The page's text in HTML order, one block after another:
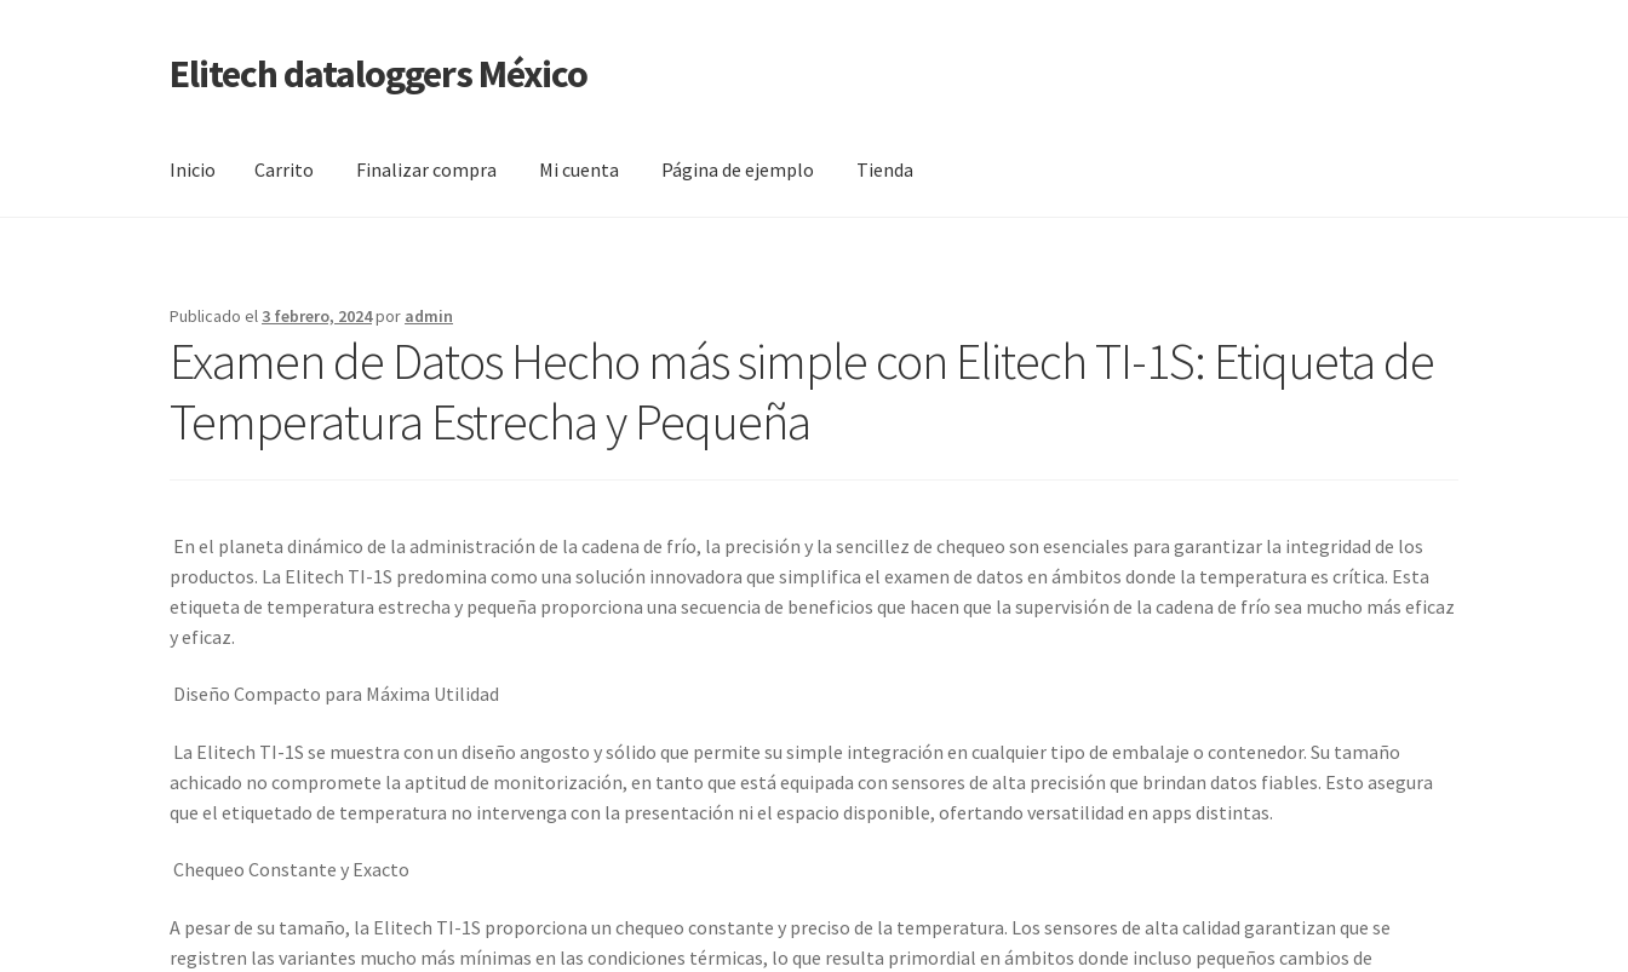
Saltar
a
Ir
al
Elitech dataloggers México
Inicio Carrito Finalizar compra Mi cuenta Página de ejemplo Tienda
Publicado el 3 febrero, 2024por admin
Examen de Datos Hecho más simple con Elitech TI-1S: Etiqueta de
Temperatura Estrecha y Pequeña
En el planeta dinámico de la administración de la cadena de frío, la precisión y la sencillez de chequeo son esenciales para garantizar la integridad de los
productos. La Elitech TI-1S predomina como una solución innovadora que simplifica el examen de datos en ámbitos donde la temperatura es crítica. Esta
etiqueta de temperatura estrecha y pequeña proporciona una secuencia de beneficios que hacen que la supervisión de la cadena de frío sea mucho más eficaz
y eficaz.
Diseño Compacto para Máxima Utilidad
La Elitech TI-1S se muestra con un diseño angosto y sólido que permite su simple integración en cualquier tipo de embalaje o contenedor. Su tamaño
achicado no compromete la aptitud de monitorización, en tanto que está equipada con sensores de alta precisión que brindan datos fiables. Esto asegura
que el etiquetado de temperatura no intervenga con la presentación ni el espacio disponible, ofertando versatilidad en apps distintas.
Chequeo Constante y Exacto
A pesar de su tamaño, la Elitech TI-1S proporciona un chequeo constante y preciso de la temperatura. Los sensores de alta calidad garantizan que se
registren las variantes mucho más mínimas en las condiciones térmicas, lo que resulta primordial en ámbitos donde incluso pequeños cambios de